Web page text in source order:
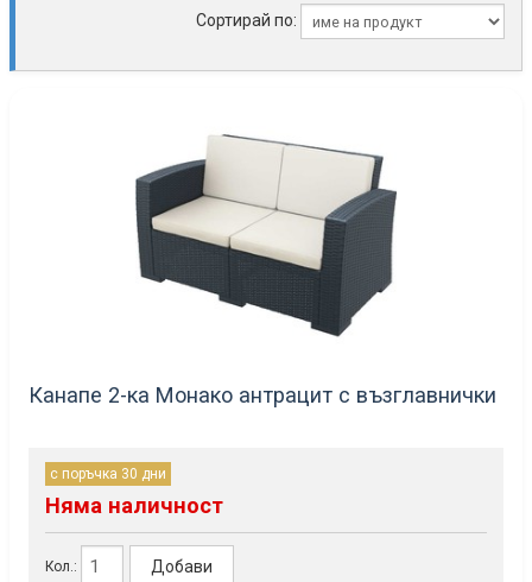
Сортирай по:
Канапе 2-ка Монако антрацит с възглавнички
с поръчка 30 дни
Няма наличност
Кол.: Добави